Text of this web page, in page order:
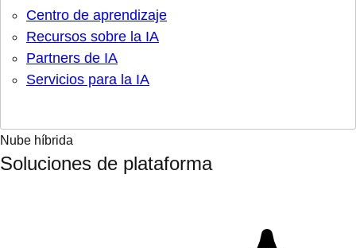
Centro de aprendizaje
Recursos sobre la IA
Partners de IA
Servicios para la IA
Nube híbrida
Soluciones de plataforma